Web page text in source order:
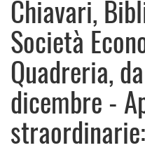
Chiavari,
Società
Quadreria,
dicembre -